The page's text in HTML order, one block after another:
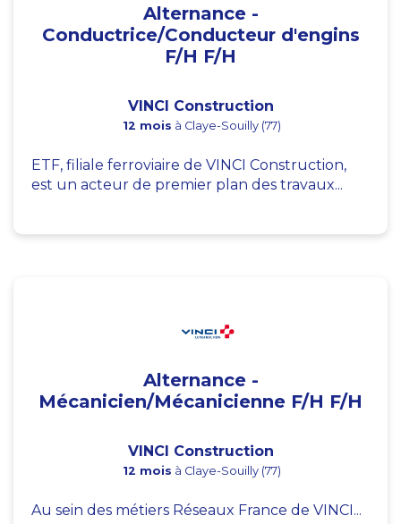
Alternance -
Conductrice/Conducteur d'engins
F/H F/H
VINCI Construction
12 mois à Claye-Souilly (77)
ETF, filiale ferroviaire de VINCI Construction,
est un acteur de premier plan des travaux...
Alternance -
Mécanicien/Mécanicienne F/H F/H
VINCI Construction
12 mois à Claye-Souilly (77)
Au sein des métiers Réseaux France de VINCI...